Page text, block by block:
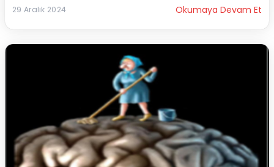
29 Aralık 2024 Okumaya Devam Et